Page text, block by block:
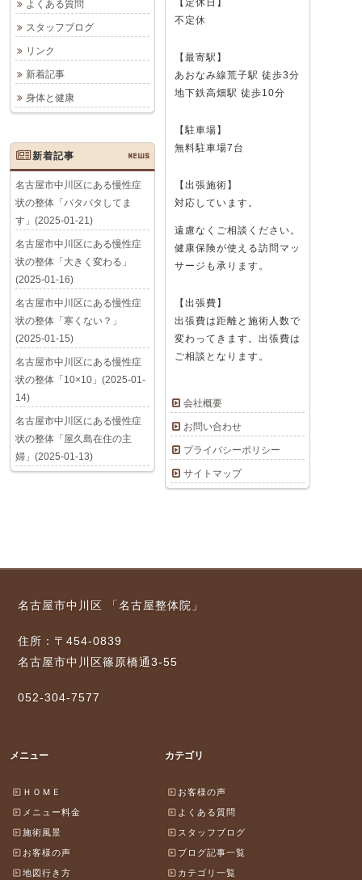
不定休
【最寄駅】
あおなみ線荒子駅 徒歩3分
地下鉄高畑駅 徒歩10分
【駐車場】
無料駐車場7台
【出張施術】
対応しています。
遠慮なくご相談ください。
健康保険が使える訪問マッ
サージも承ります。
【出張費】
出張費は距離と施術人数で
変わってきます。出張費は
ご相談となります。
会社概要
お問い合わせ
プライバシーポリシー
サイトマップ
よくある質問
スタッフブログ
リンク
新着記事
身体と健康
新着記事 NEWS
名古屋市中川区にある慢性症
状の整体「バタバタしてま
す」(2025-01-21)
名古屋市中川区にある慢性症
状の整体「大きく変わる」
(2025-01-16)
名古屋市中川区にある慢性症
状の整体「寒くない？」
(2025-01-15)
名古屋市中川区にある慢性症
状の整体「10×10」(2025-01-
14)
名古屋市中川区にある慢性症
状の整体「屋久島在住の主
婦」(2025-01-13)
名古屋市中川区 「名古屋整体院」
住所：〒454-0839
名古屋市中川区篠原橋通3-55
052-304-7577
メニュー
ＨＯＭＥ
メニュー料金
施術風景
お客様の声
地図行き方
カテゴリ
お客様の声
よくある質問
スタッフブログ
ブログ記事一覧
カテゴリ一覧